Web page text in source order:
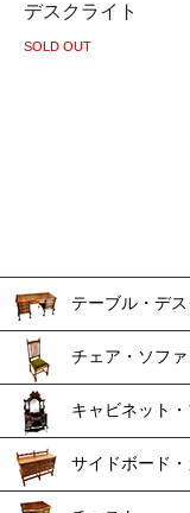
デスクライト
SOLD OUT
テーブル・デス
チェア・ソファ
キャビネット
サイドボード